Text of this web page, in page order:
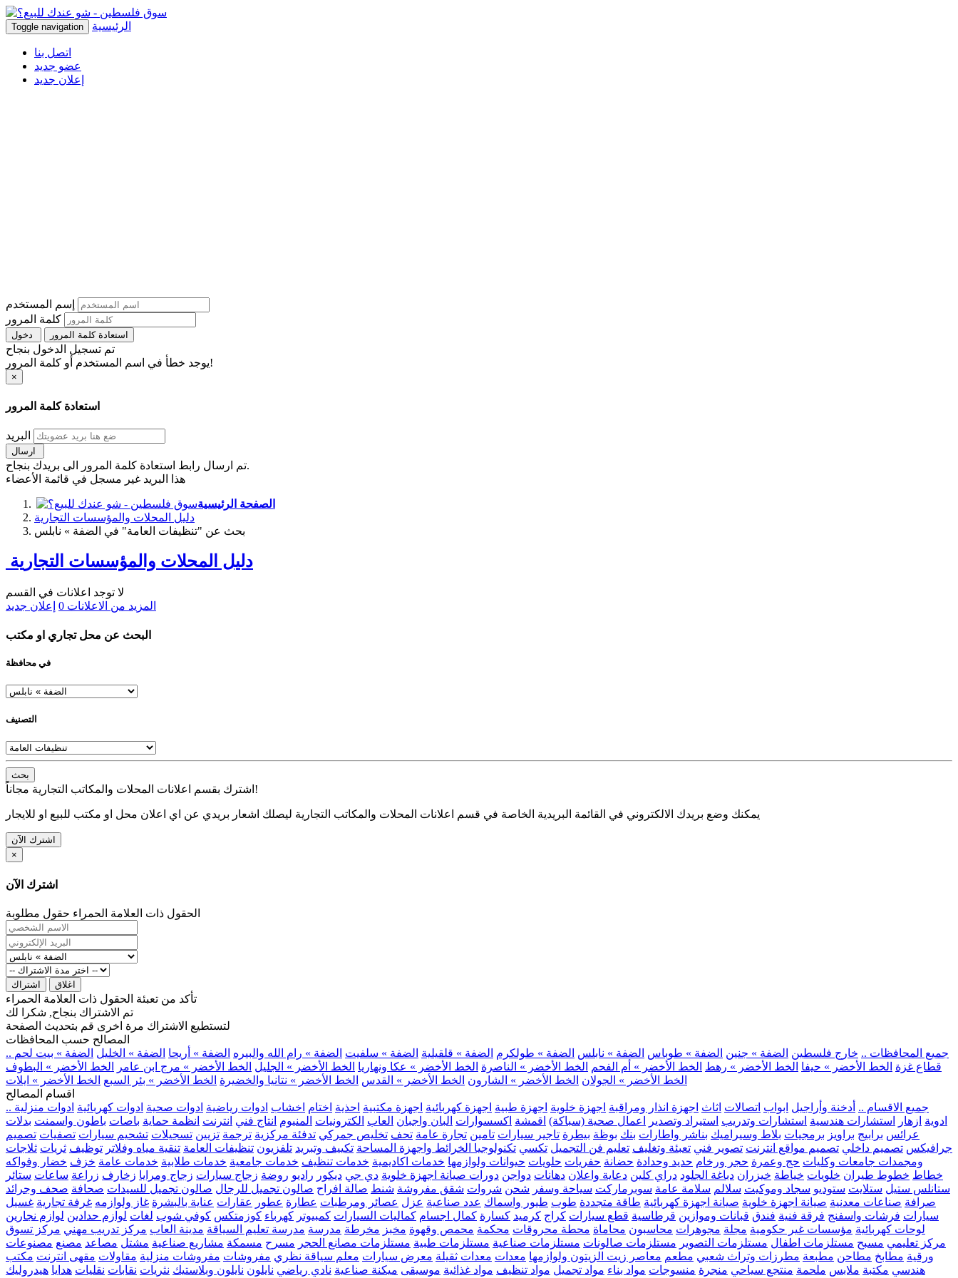
Toggle navigation الرئيسية
اتصل بنا
عضو جديد
إعلان جديد
إسم المستخدم
كلمة المرور
استعادة كلمة المرور
تم تسجيل الدخول بنجاح
يوجد خطأ في اسم المستخدم أو كلمة المرور!
×
استعادة كلمة المرور
البريد
تم ارسال رابط استعادة كلمة المرور الى بريدك بنجاح.
هذا البريد غير مسجل في قائمة الأعضاء
الصفحة الرئيسية
دليل المحلات والمؤسسات التجارية
بحث عن "تنظيفات العامة" في الضفة » نابلس
دليل المحلات والمؤسسات التجارية
لا توجد اعلانات في القسم
المزيد من الاعلانات 0 إعلان جديد
البحث عن محل تجاري او مكتب
في محافظة
التصنيف
بحث
اشترك بقسم اعلانات المحلات والمكاتب التجارية مجاناً!
يمكنك وضع بريدك الالكتروني في القائمة البريدية الخاصة في قسم اعلانات المحلات والمكاتب التجارية ليصلك اشعار بريدي عن اي اعلان محل او مكتب للبيع او للايجار
اشترك الآن
×
اشترك الآن
الحقول ذات العلامة الحمراء حقول مطلوبة
اشتراك اغلاق
تأكد من تعبئة الحقول ذات العلامة الحمراء
تم الاشتراك بنجاح, شكرا لك
لتستطيع الاشتراك مرة اخرى قم بتحديث الصفحة
المصالح حسب المحافظات
.. جميع المحافظات .. خارج فلسطين الضفة » جنين الضفة » طوباس الضفة » نابلس الضفة » طولكرم الضفة » قلقيلية الضفة » سلفيت الضفة » رام الله والبيره الضفة » أريحا الضفة » الخليل الضفة » بيت لحم
قطاع غزة الخط الأخضر » حيفا الخط الأخضر » رهط الخط الأخضر » أم الفحم الخط الأخضر » الناصرة الخط الأخضر » عكا ونهاريا الخط الأخضر » الجليل الخط الأخضر » مرج ابن عامر
الخط الأخضر » البطوف
الخط الأخضر » الجولان الخط الأخضر » الشارون الخط الأخضر » القدس الخط الأخضر » نتانيا والخضيرة الخط الأخضر » بئر السبع الخط الأخضر » ايلات
اقسام المصالح
.. جميع الاقسام .. أدخنة وأراجيل ابواب اتصالات اثاث اجهزة انذار ومراقبة اجهزة خلوية اجهزة طبية اجهزة كهربائية اجهزة مكتبية احذية اختام اخشاب ادوات رياضية ادوات صحية ادوات كهربائية ادوات منزلية
ادوية ازهار استشارات هندسية استشارات وتدريب استيراد وتصدير اعمال صحية (سباكة) اقمشة اكسسوارات البان واجبان العاب الكترونيات المنيوم انتاج فني انترنت انظمة حماية باصات باطون واسمنت بدلات
عرائس برابيج براويز برمجيات بلاط وسيراميك بناشر واطارات بنك بوظة بيطرة تاجير سيارات تامين تجارة عامة تحف تخليص جمركي تدفئة مركزية ترجمة تزيين تسجيلات تشحيم سيارات تصفيات تصميم
جرافيكس تصميم داخلي تصميم مواقع انترنت تصوير فني تعبئة وتغليف تعليم فن التجميل تكسي تكنولوجيا الخرائط واجهزة المساحة تكييف وتبريد تلفزيون تنظيفات العامة تنقية مياه وفلاتر توظيف ثريات ثلاجات
ومجمدات جامعات وكليات حج وعمرة حجر ورخام حديد وحدادة حضانة حفريات حلويات حيوانات ولوازمها خدمات اكاديمية خدمات تنظيف خدمات جامعية خدمات طلابية خدمات عامة خزف خضار وفواكه
خطاط خطوط طيران خلويات خياطة خيزران دباغة الجلود دراي كلين دعاية واعلان دهانات دواجن دورات صيانة اجهزة خلوية دي جي ديكور راديو روضة زجاج سيارات زجاج ومرايا زخارف زراعة ساعات ستائر
ستانلس ستيل ستلايت ستوديو سجاد وموكيت سلالم سلامة عامة سوبرماركت سياحة وسفر شحن شروات شقق مفروشة شنط صالة افراح صالون تجميل للرجال صالون تجميل للسيدات صحافة صحف وجرائد
صرافة صناعات معدنية صيانة اجهزة خلوية صيانة اجهزة كهربائية طاقة متجددة طوب طيور واسماك عدد صناعية عزل عصائر ومرطبات عطارة عطور عقارات عناية بالبشرة غاز ولوازمه غرفة تجارية غسيل
سيارات فرشات واسفنج فرقة فنية فندق قبانات وموازين قرطاسية قطع سيارات كراج كرميد كسارة كمال اجسام كماليات السيارات كمبيوتر كهرباء كوزمتكس كوفي شوب لغات لوازم حدادين لوازم نجارين
لوحات كهربائية مؤسسات غير حكومية مجلة مجوهرات محاسبون محاماة محطة محروقات محكمة محمص وقهوة مخبز مخرطة مدرسة مدرسة تعليم السياقة مدينة العاب مركز تدريب مهني مركز تسوق
مركز تعليمي مسبح مستلزمات اطفال مستلزمات التصوير مستلزمات صالونات مستلزمات صناعية مستلزمات طبية مستلزمات مصانع الحجر مسرح مسمكة مشاريع صناعية مشتل مصاعد مصنع مصنوعات
ورقية مطابخ مطاحن مطبعة مطرزات وتراث شعبي مطعم معاصر زيت الزيتون ولوازمها معدات معدات ثقيلة معرض سيارات معلم سياقة نظري مفروشات مفروشات منزلية مقاولات مقهى انترنت مكتب
هندسي مكتبة ملابس ملحمة منتجع سياحي منجرة منسوجات مواد بناء مواد تجميل مواد تنظيف مواد غذائية موسيقى ميكنة صناعية نادي رياضي نايلون نايلون وبلاستيك نثريات نقابات نقليات هدايا هيدروليك